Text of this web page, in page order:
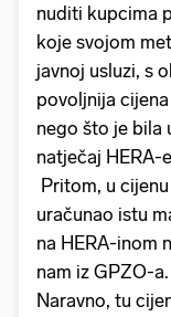
nuditi kupcima
koje svojom
javnoj usluzi, s
povoljnija
nego što je bila
natječaj HERA-
Pritom, u
uračunao istu
na HERA-inom
nam iz GPZO-a.
Naravno, tu